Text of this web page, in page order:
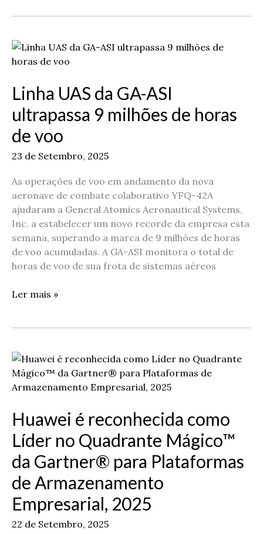
Linha UAS da GA-ASI
ultrapassa 9 milhões de horas
de voo
23 de Setembro, 2025
As operações de voo em andamento da nova
aeronave de combate colaborativo YFQ-42A
ajudaram a General Atomics Aeronautical Systems,
Inc. a estabelecer um novo recorde da empresa esta
semana, superando a marca de 9 milhões de horas
de voo acumuladas. A GA-ASI monitora o total de
horas de voo de sua frota de sistemas aéreos
Linha
UAS
GA-
ASI
ultrapassa
9
milhões
de
de
voo
Ler mais »
Huawei é reconhecida como
Líder no Quadrante Mágico™
da Gartner® para Plataformas
de Armazenamento
Empresarial, 2025
22 de Setembro, 2025
Huawei
é
reconhecida
Líder
no
Quadrante
Mágico™
da
Gartner®
para
Plataformas
de